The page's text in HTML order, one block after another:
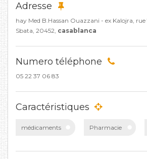
Adresse
hay Med B.Hassan Ouazzani - ex Kalojra, rue
Sbata, 20452, casablanca
Numero téléphone
05 22 37 06 83
Caractéristiques
médicaments Pharmacie